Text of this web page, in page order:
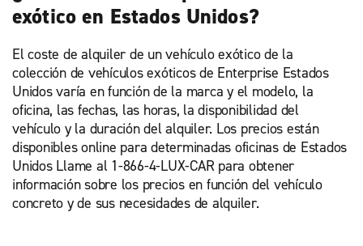
exótico en Estados Unidos?
El coste de alquiler de un vehículo exótico de la
colección de vehículos exóticos de Enterprise Estados
Unidos varía en función de la marca y el modelo, la
oficina, las fechas, las horas, la disponibilidad del
vehículo y la duración del alquiler. Los precios están
disponibles online para determinadas oficinas de Estados
Unidos Llame al 1-866-4-LUX-CAR para obtener
información sobre los precios en función del vehículo
concreto y de sus necesidades de alquiler.